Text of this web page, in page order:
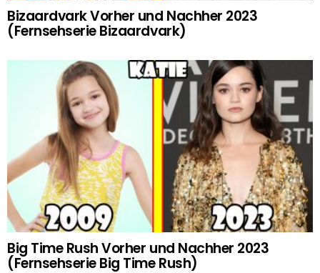
Bizaardvark Vorher und Nachher 2023
(Fernsehserie Bizaardvark)
Big Time Rush Vorher und Nachher 2023
(Fernsehserie Big Time Rush)